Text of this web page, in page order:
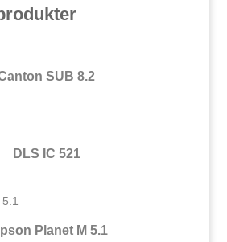
SUB 8.2
DLS IC 521
Planet M 5.1